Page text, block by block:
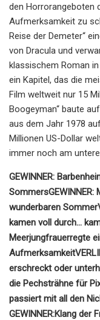
den Horrorangeboten
Aufmerksamkeit zu
Reise der Demeter“
von Dracula und
klassischem Roman
ein Kapitel, das die
Film weltweit nur 15
Boogeyman“ baute
aus dem Jahr 1978
Millionen US-Dollar
immer noch am
GEWINNER:
Sommers
wunderbaren Sommer
kamen voll durch...
Meerjungfrauerregte
Aufmerksamkeit
erschreckt oder
die Pechsträhne für
passiert mit all den
GEWINNER:Klang der